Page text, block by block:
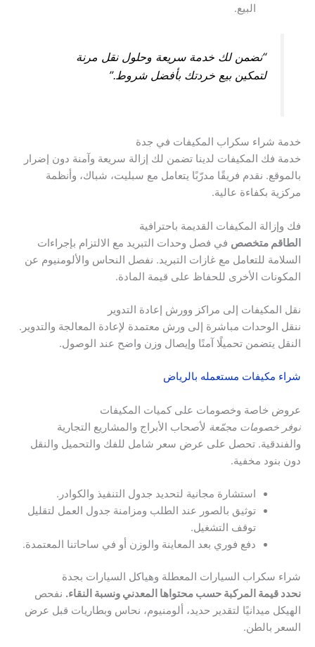
البيع.
“نضمن لك خدمة سريعة وحلول نقل مرنة
لتمكين بيع خردتك بأفضل شروط.”
خدمة شراء سكراب المكيفات في جدة
خدمة فك المكيفات لدينا تضمن لك إزالة سريعة وآمنة دون إضرار
بالموقع. نقدم فريقًا مدرّبًا يتعامل مع سبليت، شباك، وأنظمة
مركزية بكفاءة عالية.
فك وإزالة المكيفات القديمة باحترافية
الطاقم متخصص في فصل وحدات التبريد مع الالتزام بإجراءات
السلامة للتعامل مع غازات التبريد. نفصل النحاس والألومنيوم عن
المكونات الأخرى للحفاظ على قيمة المادة.
نقل المكيفات إلى مراكز وورش إعادة التدوير
ننقل الوحدات مباشرة إلى ورش معتمدة لإعادة المعالجة والتدوير.
النقل يتضمن تحميلًا آمنًا وإيصال وزن واضح عند الوصول.
شراء مكيفات مستعمله بالرياض
عروض خاصة وخصومات على كميات المكيفات
نوفر خصومات مجمّعة لأصحاب الأبراج والمشاريع التجارية
والفندقية. تحصل على عرض سعر شامل للفك والتحميل والنقل
دون بنود مخفية.
استشارة مجانية لتحديد جدول التنفيذ والكوادر.
توثيق بالصور عند الطلب ومزامنة جدول العمل لتقليل
توقف التشغيل.
دفع فوري بعد المعاينة والوزن أو في ساحاتنا المعتمدة.
شراء سكراب السيارات المعطلة وهياكل السيارات بجدة
نحدد قيمة المركبة حسب محتواها المعدني ونسبة النقاء. نفحص
الهيكل ميدانيًا لتقدير حديد، ألومنيوم، نحاس وبطاريات قبل عرض
السعر بالطن.